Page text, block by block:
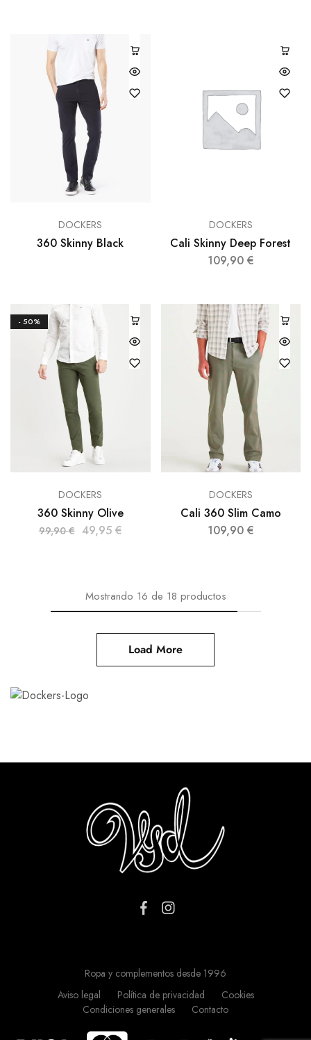
DOCKERS
360 Skinny Black
DOCKERS
Cali Skinny Deep Forest
109,90 €
- 50%
DOCKERS
360 Skinny Olive
99,90€ 49,95 €
DOCKERS
Cali 360 Slim Camo
109,90 €
Mostrando 16 de 18 productos
Load More
Ropa y complementos desde 1996
Aviso legal
Política de privacidad
Cookies
Condiciones generales
Contacto